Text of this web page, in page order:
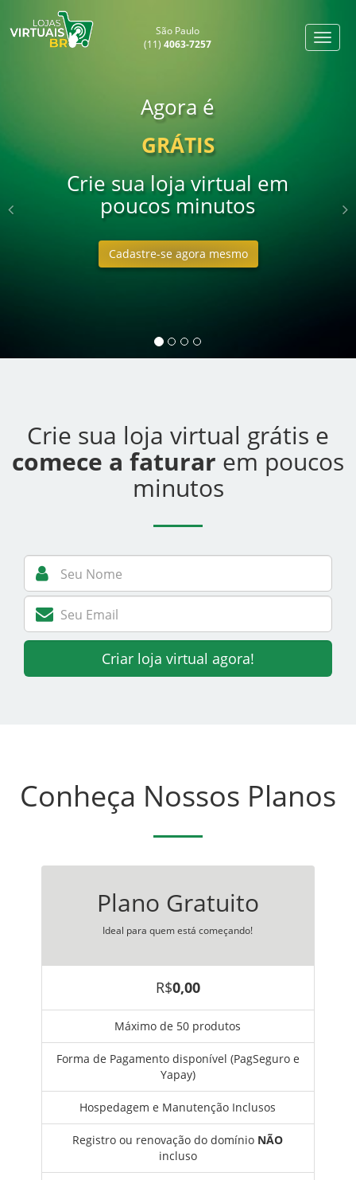
São Paulo
(11)4063-7257
Agora é
GRÁTIS
Crie sua loja virtual em
poucos minutos
Cadastre-se agora mesmo
Crie sua loja virtual grátis e
comece a faturar em poucos
minutos
Criar loja virtual agora!
Conheça Nossos Planos
Plano Gratuito
Ideal para quem está começando!
R$0,00
Máximo de 50 produtos
Forma de Pagamento disponível (PagSeguro e
Yapay)
Hospedagem e Manutenção Inclusos
Registro ou renovação do domínio NÃO
incluso